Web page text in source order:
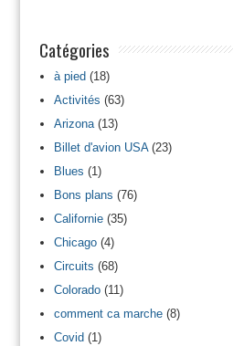
Catégories
à pied(18)
Activités (63)
Arizona(13)
Billet d'avion USA(23)
Blues (1)
Bons plans (76)
Californie(35)
Chicago(4)
Circuits (68)
Colorado(11)
comment ca marche(8)
Covid(1)